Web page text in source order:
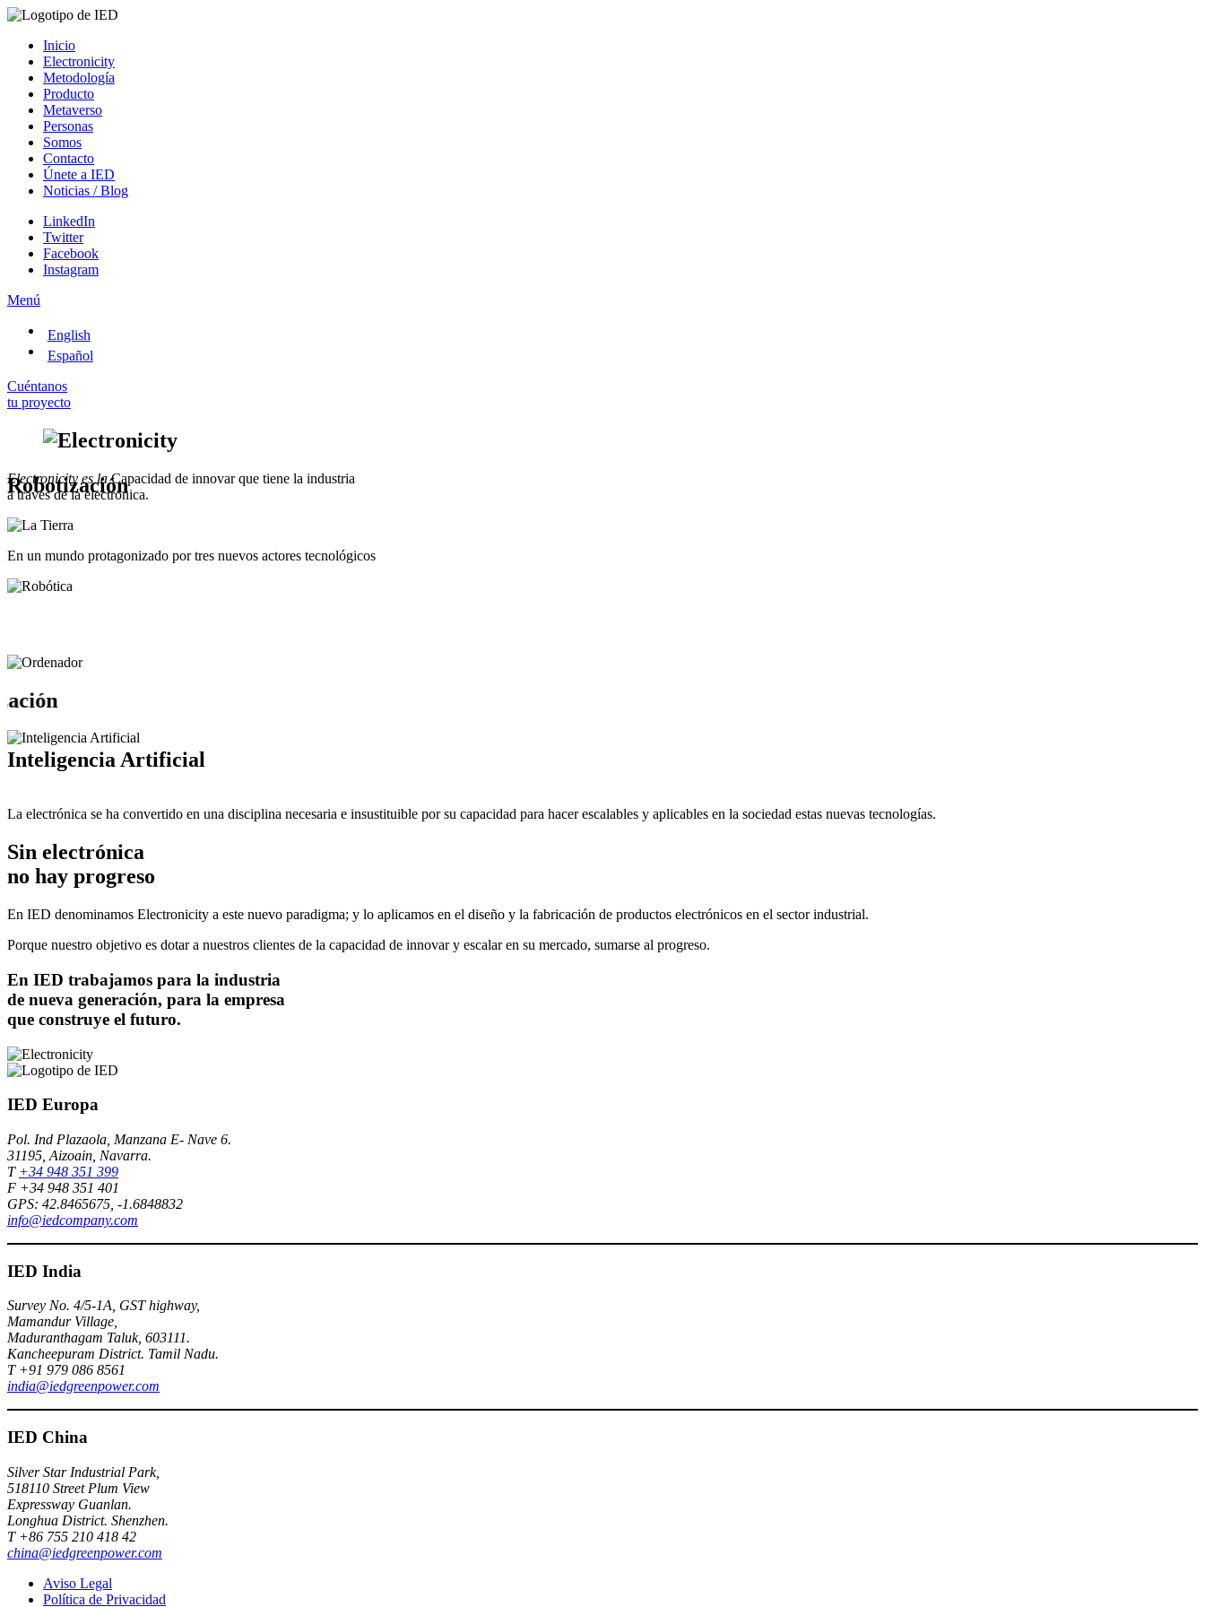
Inicio
Electronicity
Metodología
Producto
Metaverso
Personas
Somos
Contacto
Únete a IED
Noticias / Blog
LinkedIn
Twitter
Facebook
Instagram
Menú
English
Español
Cuéntanos
tu proyecto
Electronicity es laCapacidad de innovar que tiene la industria
a través de la electrónica.
En un mundo protagonizado por tres nuevos actores tecnológicos
Robotización
Inteligencia Artificial
La electrónica se ha convertido en una disciplina necesaria e insustituible por su capacidad para hacer escalables y aplicables en la sociedad estas nuevas tecnologías.
Sin electrónica
no hay progreso
En IED denominamos Electronicity a este nuevo paradigma; y lo aplicamos en el diseño y la fabricación de productos electrónicos en el sector industrial.
Porque nuestro objetivo es dotar a nuestros clientes de la capacidad de innovar y escalar en su mercado, sumarse al progreso.
En IED trabajamos para la industria
de nueva generación, para la empresa
que construye el futuro.
IED Europa
Pol. Ind Plazaola, Manzana E- Nave 6.
31195, Aizoain, Navarra.
T +34 948 351 399
F +34 948 351 401
GPS: 42.8465675, -1.6848832
info@iedcompany.com
IED India
Survey No. 4/5-1A, GST highway,
Mamandur Village,
Maduranthagam Taluk, 603111.
Kancheepuram District. Tamil Nadu.
T +91 979 086 8561
india@iedgreenpower.com
IED China
Silver Star Industrial Park,
518110 Street Plum View
Expressway Guanlan.
Longhua District. Shenzhen.
T +86 755 210 418 42
china@iedgreenpower.com
Aviso Legal
Política de Privacidad